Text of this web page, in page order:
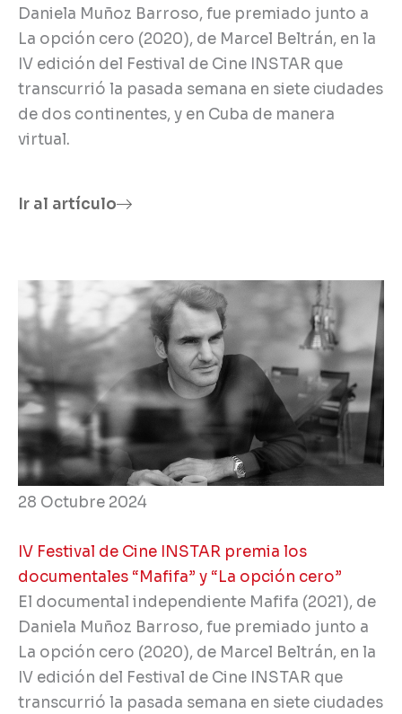
Daniela Muñoz Barroso, fue premiado junto a
La opción cero (2020), de Marcel Beltrán, en la
IV edición del Festival de Cine INSTAR que
transcurrió la pasada semana en siete ciudades
de dos continentes, y en Cuba de manera
virtual.
Ir al artículo
28 Octubre 2024
IV Festival de Cine INSTAR premia los
documentales “Mafifa” y “La opción cero”
El documental independiente Mafifa (2021), de
Daniela Muñoz Barroso, fue premiado junto a
La opción cero (2020), de Marcel Beltrán, en la
IV edición del Festival de Cine INSTAR que
transcurrió la pasada semana en siete ciudades